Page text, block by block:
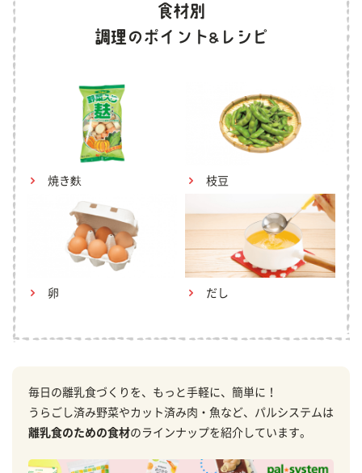
焼き麩 枝豆
卵 だし
毎日の離乳食づくりを、もっと手軽に、簡単に！
うらごし済み野菜やカット済み肉・魚など、パルシステムは
離乳食のための食材のラインナップを紹介しています。